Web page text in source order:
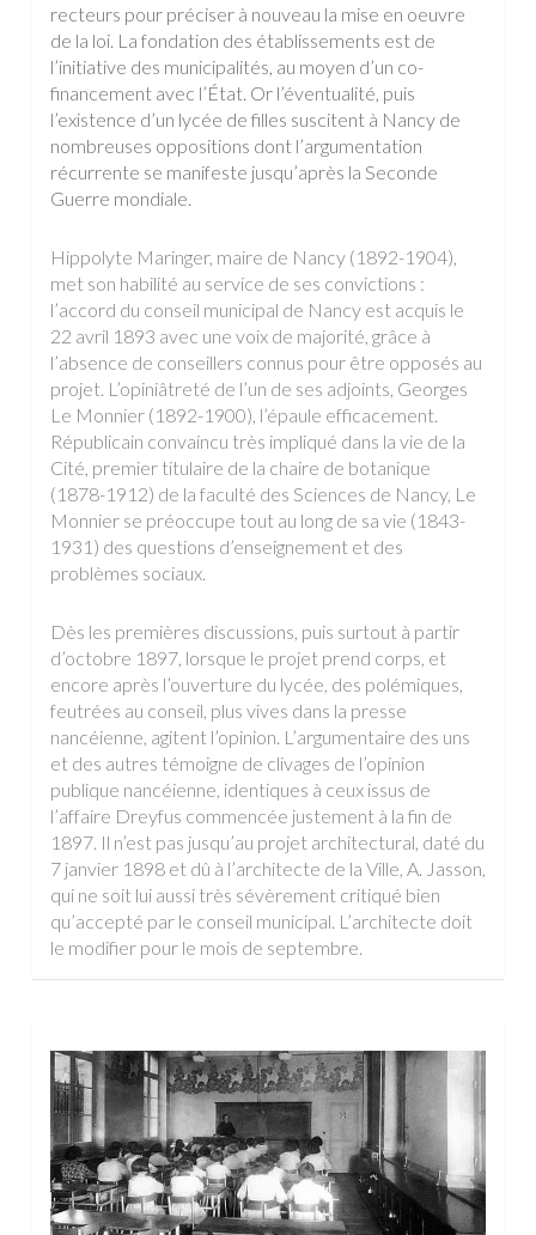
recteurs pour préciser à nouveau la mise en oeuvre
de la loi. La fondation des établissements est de
l’initiative des municipalités, au moyen d’un co-
financement avec l’État. Or l’éventualité, puis
l’existence d’un lycée de filles suscitent à Nancy de
nombreuses oppositions dont l’argumentation
récurrente se manifeste jusqu’après la Seconde
Guerre mondiale.
Hippolyte Maringer, maire de Nancy (1892-1904),
met son habilité au service de ses convictions :
l’accord du conseil municipal de Nancy est acquis le
22 avril 1893 avec une voix de majorité, grâce à
l’absence de conseillers connus pour être opposés au
projet. L’opiniâtreté de l’un de ses adjoints, Georges
Le Monnier (1892-1900), l’épaule efficacement.
Républicain convaincu très impliqué dans la vie de la
Cité, premier titulaire de la chaire de botanique
(1878-1912) de la faculté des Sciences de Nancy, Le
Monnier se préoccupe tout au long de sa vie (1843-
1931) des questions d’enseignement et des
problèmes sociaux.
Dès les premières discussions, puis surtout à partir
d’octobre 1897, lorsque le projet prend corps, et
encore après l’ouverture du lycée, des polémiques,
feutrées au conseil, plus vives dans la presse
nancéienne, agitent l’opinion. L’argumentaire des uns
et des autres témoigne de clivages de l’opinion
publique nancéienne, identiques à ceux issus de
l’affaire Dreyfus commencée justement à la fin de
1897. Il n’est pas jusqu’au projet architectural, daté du
7 janvier 1898 et dû à l’architecte de la Ville, A. Jasson,
qui ne soit lui aussi très sévèrement critiqué bien
qu’accepté par le conseil municipal. L’architecte doit
le modifier pour le mois de septembre.